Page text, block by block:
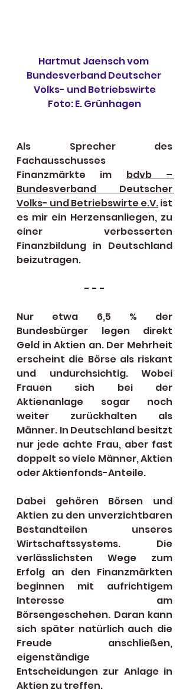
Hartmut Jaensch vom
Bundesverband Deutscher
Volks- und Betriebswirte
Foto: E. Grünhagen
Als Sprecher des
Fachausschusses
Finanzmärkte im bdvb –
Bundesverband Deutscher
Volks- und Betriebswirte e.V. ist
es mir ein Herzensanliegen, zu
einer verbesserten
Finanzbildung in Deutschland
beizutragen.
- - -
Nur etwa 6,5 % der
Bundesbürger legen direkt
Geld in Aktien an. Der Mehrheit
erscheint die Börse als riskant
und undurchsichtig. Wobei
Frauen sich bei der
Aktienanlage sogar noch
weiter zurückhalten als
Männer. In Deutschland besitzt
nur jede achte Frau, aber fast
doppelt so viele Männer, Aktien
oder Aktienfonds-Anteile.
Dabei gehören Börsen und
Aktien zu den unverzichtbaren
Bestandteilen unseres
Wirtschaftssystems. Die
verlässlichsten Wege zum
Erfolg an den Finanzmärkten
beginnen mit aufrichtigem
Interesse am
Börsengeschehen. Daran kann
sich später natürlich auch die
Freude anschließen,
eigenständige
Entscheidungen zur Anlage in
Aktien zu treffen.